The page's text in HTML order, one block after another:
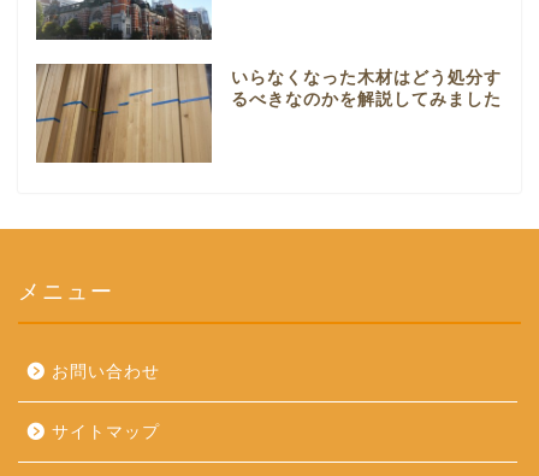
いらなくなった木材はどう処分す
るべきなのかを解説してみました
メニュー
お問い合わせ
サイトマップ